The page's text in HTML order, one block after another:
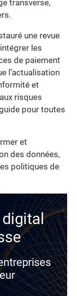
transverse,
une revue
les
de paiement
l’actualisation
et
risques
pour toutes
et
des données,
politiques de
digital